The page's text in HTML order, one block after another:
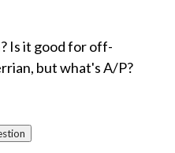
Is it good for off-
but what's A/P?